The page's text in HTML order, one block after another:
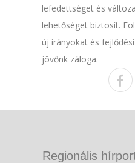
lefedettséget és
lehetőséget biztosít.
új irányokat és
jövőnk záloga.
Regionális